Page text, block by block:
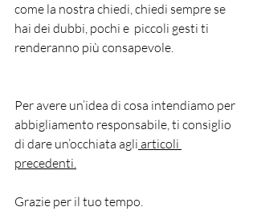
come la nostra chiedi, chiedi sempre se
hai dei dubbi, pochi e  piccoli gesti ti
renderanno più consapevole.
Per avere un’idea di cosa intendiamo per
abbigliamento responsabile, ti consiglio
di dare un’occhiata agli articoli
precedenti.
Grazie per il tuo tempo.